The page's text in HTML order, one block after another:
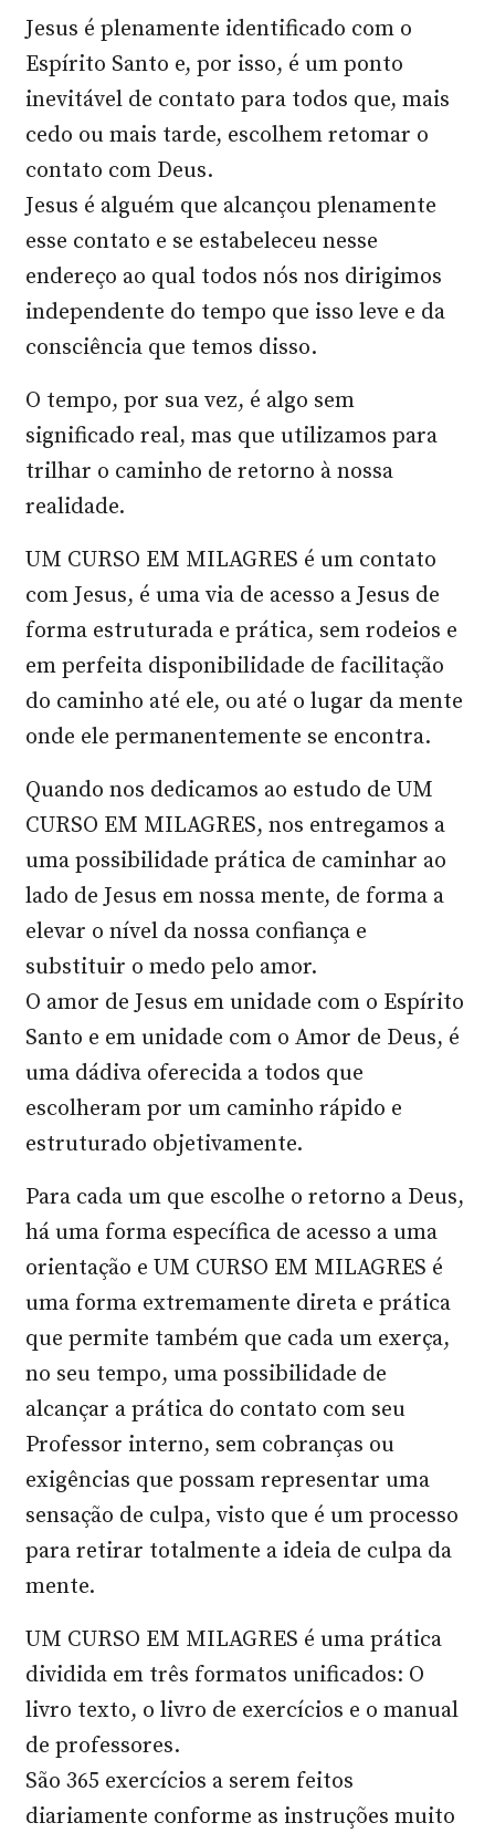
Jesus é plenamente identificado com o
Espírito Santo e, por isso, é um ponto
inevitável de contato para todos que, mais
cedo ou mais tarde, escolhem retomar o
contato com Deus.
Jesus é alguém que alcançou plenamente
esse contato e se estabeleceu nesse
endereço ao qual todos nós nos dirigimos
independente do tempo que isso leve e da
consciência que temos disso.
O tempo, por sua vez, é algo sem
significado real, mas que utilizamos para
trilhar o caminho de retorno à nossa
realidade.
UM CURSO EM MILAGRES é um contato
com Jesus, é uma via de acesso a Jesus de
forma estruturada e prática, sem rodeios e
em perfeita disponibilidade de facilitação
do caminho até ele, ou até o lugar da mente
onde ele permanentemente se encontra.
Quando nos dedicamos ao estudo de UM
CURSO EM MILAGRES, nos entregamos a
uma possibilidade prática de caminhar ao
lado de Jesus em nossa mente, de forma a
elevar o nível da nossa confiança e
substituir o medo pelo amor.
O amor de Jesus em unidade com o Espírito
Santo e em unidade com o Amor de Deus, é
uma dádiva oferecida a todos que
escolheram por um caminho rápido e
estruturado objetivamente.
Para cada um que escolhe o retorno a Deus,
há uma forma específica de acesso a uma
orientação e UM CURSO EM MILAGRES é
uma forma extremamente direta e prática
que permite também que cada um exerça,
no seu tempo, uma possibilidade de
alcançar a prática do contato com seu
Professor interno, sem cobranças ou
exigências que possam representar uma
sensação de culpa, visto que é um processo
para retirar totalmente a ideia de culpa da
mente.
UM CURSO EM MILAGRES é uma prática
dividida em três formatos unificados: O
livro texto, o livro de exercícios e o manual
de professores.
São 365 exercícios a serem feitos
diariamente conforme as instruções muito